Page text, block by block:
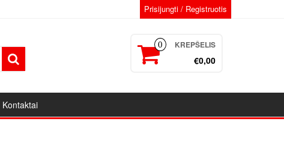
Prisijungti / Registruotis
0 KREPŠELIS
€0,00
Kontaktai